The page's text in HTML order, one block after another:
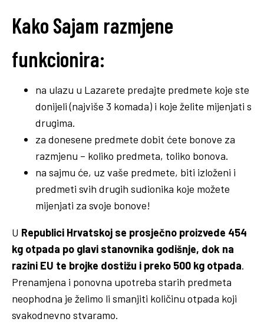
Kako Sajam razmjene
funkcionira:
na ulazu u Lazarete predajte predmete koje ste
donijeli (najviše 3 komada) i koje želite mijenjati s
drugima.
za donesene predmete dobit ćete bonove za
razmjenu – koliko predmeta, toliko bonova.
na sajmu će, uz vaše predmete, biti izloženi i
predmeti svih drugih sudionika koje možete
mijenjati za svoje bonove!
U Republici Hrvatskoj se prosječno proizvede 454
kg otpada po glavi stanovnika godišnje, dok na
razini EU te brojke dostižu i preko 500 kg otpada.
Prenamjena i ponovna upotreba starih predmeta
neophodna je želimo li smanjiti količinu otpada koji
svakodnevno stvaramo.